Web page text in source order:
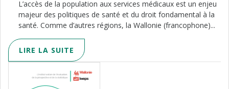
L’accès de la population aux services médicaux est un enjeu
majeur des politiques de santé et du droit fondamental à la
santé. Comme d’autres régions, la Wallonie (francophone)...
LIRE LA SUITE